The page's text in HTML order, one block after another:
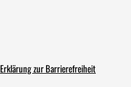
Erklärung zur Barrierefreiheit